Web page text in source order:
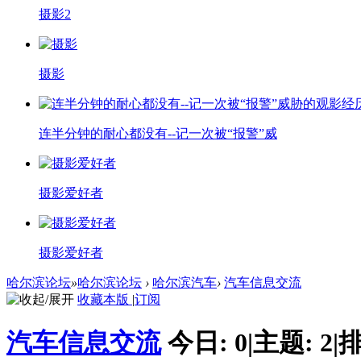
摄影2
摄影
连半分钟的耐心都没有--记一次被“报警”威
摄影爱好者
摄影爱好者
哈尔滨论坛»哈尔滨论坛 › 哈尔滨汽车› 汽车信息交流
收藏本版 |订阅
汽车信息交流 今日: 0|主题: 2|